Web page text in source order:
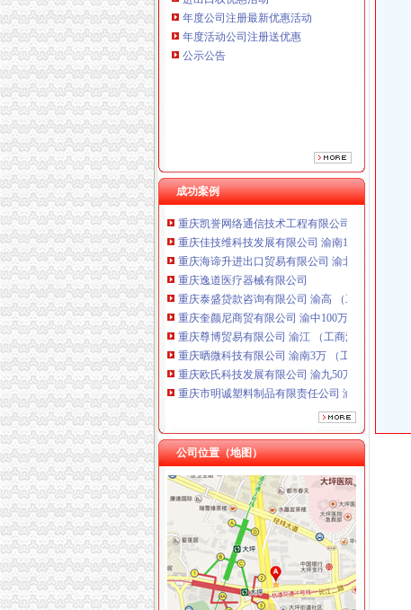
年度公司注册最新优惠活动
年度活动公司注册送优惠
公示公告
成功案例
重庆海谛升进出口贸易有限公司 渝北100万 （进
重庆逸道医疗器械有限公司
重庆市明诚塑料制品有限责任公司 渝高100万 （
重庆金品科技有限公司 渝南100万 （进出口权）
重庆凯誉网络通信技术工程有限公司 渝中300万
重庆佳技维科技发展有限公司 渝南100万 （进出
重庆海谛升进出口贸易有限公司 渝北100万 （进
重庆逸道医疗器械有限公司
重庆泰盛贷款咨询有限公司 渝高 （工商注册）
重庆奎颜尼商贸有限公司 渝中100万 （工商注册）
重庆尊博贸易有限公司 渝江 （工商注册）
重庆晒微科技有限公司 渝南3万 （工商注册）
重庆欧氏科技发展有限公司 渝九50万 （进出口权
重庆市明诚塑料制品有限责任公司 渝高100万 （
重庆金品科技有限公司 渝南100万 （进出口权）
重庆凯誉网络通信技术工程有限公司 渝中300万
重庆佳技维科技发展有限公司 渝南100万 （进出
公司位置（地图）
渝中区马家堡
【重庆市—渝中区】马家堡发廊偶遇品美少女（
【招商银行渝中区马家堡自助银行】招商银行渝
【重庆市渝中区大坪制面厂马家堡饮食店】重庆